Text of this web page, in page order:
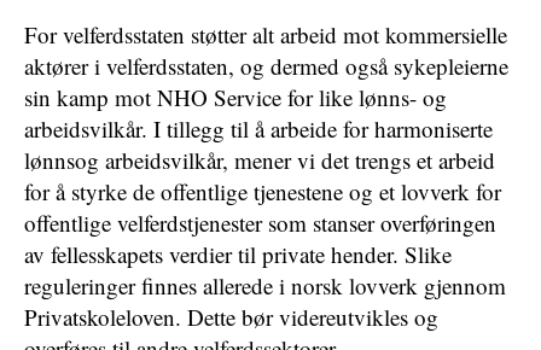
For velferdsstaten støtter alt arbeid mot kommersielle
aktører i velferdsstaten, og dermed også sykepleierne
sin kamp mot NHO Service for like lønns- og
arbeidsvilkår. I tillegg til å arbeide for harmoniserte
lønnsog arbeidsvilkår, mener vi det trengs et arbeid
for å styrke de offentlige tjenestene og et lovverk for
offentlige velferdstjenester som stanser overføringen
av fellesskapets verdier til private hender. Slike
reguleringer finnes allerede i norsk lovverk gjennom
Privatskoleloven. Dette bør videreutvikles og